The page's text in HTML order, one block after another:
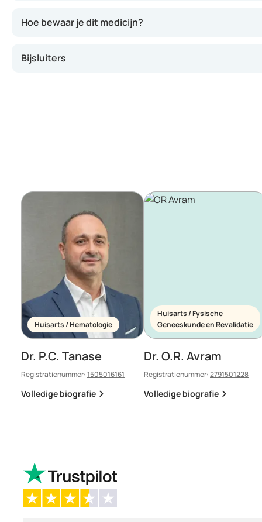
Hoe bewaar je dit medicijn?
Bijsluiters
Huisarts / Hematologie
Dr. P.C. Tanase
Registratienummer:1505016161
Volledige biografie
Huisarts / Fysische
Geneeskunde en Revalidatie
Dr. O.R. Avram
Registratienummer:2791501228
Volledige biografie